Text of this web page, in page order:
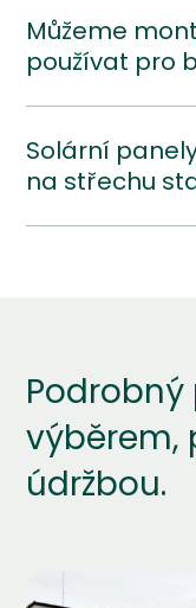
Můžeme
používat pro
Solární
na střechu
výběrem,
údržbou.